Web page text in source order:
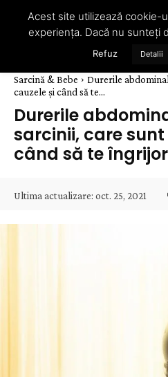
Sarcină & Bebe
Durerile
cauzele și când să te...
Durerile
sarcinii, care sunt
când să te
Ultima actualizare: oct. 25, 2021
Acest site utilizează cookie-
experiența. Dacă nu sunteți
Refuz Detalii